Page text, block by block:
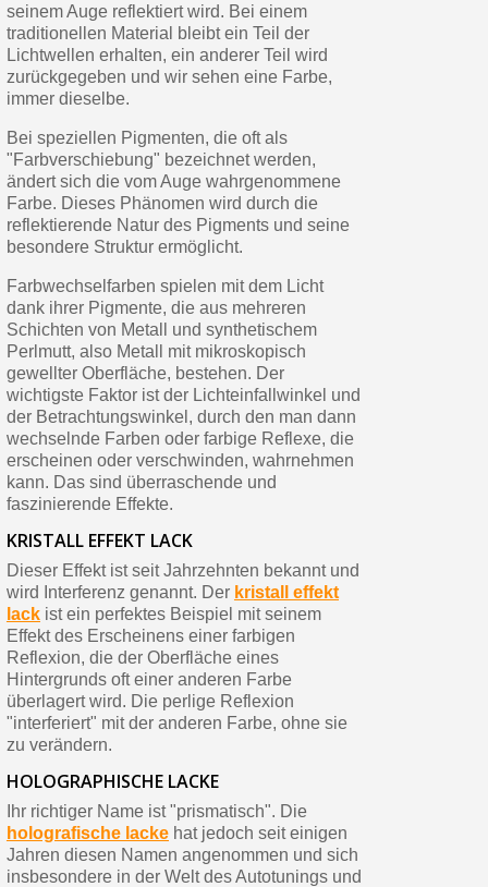
Zahlung in 4x gebührenfrei
Teilen Sie Ihre Kreationen und
Rücksendung von
seinem Auge reflektiert wird. Bei einem
traditionellen Material bleibt ein Teil der
Lichtwellen erhalten, ein anderer Teil wird
zurückgegeben und wir sehen eine Farbe,
immer dieselbe.
Bei speziellen Pigmenten, die oft als
"Farbverschiebung" bezeichnet werden,
ändert sich die vom Auge wahrgenommene
Farbe. Dieses Phänomen wird durch die
reflektierende Natur des Pigments und seine
besondere Struktur ermöglicht.
Farbwechselfarben spielen mit dem Licht
dank ihrer Pigmente, die aus mehreren
Schichten von Metall und synthetischem
Perlmutt, also Metall mit mikroskopisch
gewellter Oberfläche, bestehen. Der
wichtigste Faktor ist der Lichteinfallwinkel und
der Betrachtungswinkel, durch den man dann
wechselnde Farben oder farbige Reflexe, die
erscheinen oder verschwinden, wahrnehmen
kann. Das sind überraschende und
faszinierende Effekte.
KRISTALL EFFEKT LACK
Dieser Effekt ist seit Jahrzehnten bekannt und
wird Interferenz genannt. Der kristall effekt
lackist ein perfektes Beispiel mit seinem
Effekt des Erscheinens einer farbigen
Reflexion, die der Oberfläche eines
Hintergrunds oft einer anderen Farbe
überlagert wird. Die perlige Reflexion
"interferiert" mit der anderen Farbe, ohne sie
zu verändern.
HOLOGRAPHISCHE LACKE
Ihr richtiger Name ist "prismatisch". Die
holografische lackehat jedoch seit einigen
Jahren diesen Namen angenommen und sich
insbesondere in der Welt des Autotunings und